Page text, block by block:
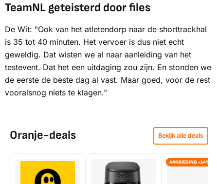
TeamNL geteisterd door files
De Wit: "Ook van het atletendorp naar de shorttrackhal
is 35 tot 40 minuten. Het vervoer is dus niet echt
geweldig. Dat wisten we al naar aanleiding van het
testevent. Dat het een uitdaging zou zijn. En stonden we
de eerste de beste dag al vast. Maar goed, voor de rest
vooralsnog niets te klagen."
Oranje-deals Bekijk alle deals
AANBIEDING -14%